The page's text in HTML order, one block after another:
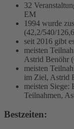
32
EM
1994 wurde
(42,2/540/
seit 2016 gibt
meisten
Astrid Benöhr
meisten
im Ziel, Astrid
meisten
Teilnahmen,
Bestzeiten: